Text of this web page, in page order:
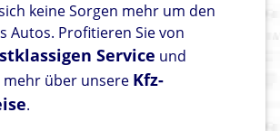
keine Sorgen mehr um den
Autos. Profitieren Sie von
Service und
mehr über unsere Kfz-
.